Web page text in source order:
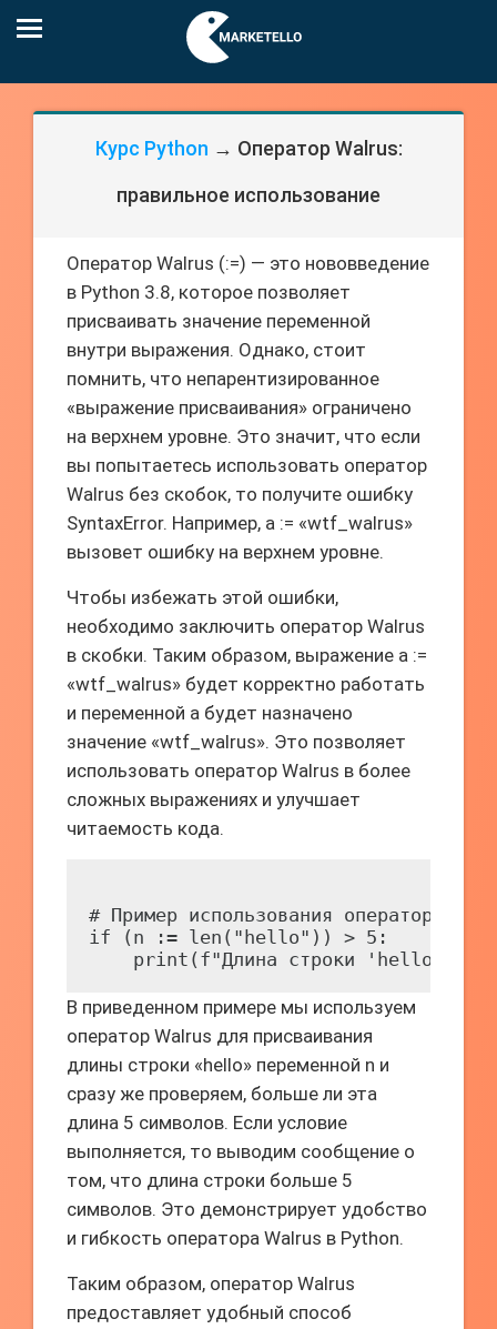
Курс Python → Оператор Walrus:
правильное использование
Оператор Walrus (:=) — это нововведение
в Python 3.8, которое позволяет
присваивать значение переменной
внутри выражения. Однако, стоит
помнить, что непарентизированное
«выражение присваивания» ограничено
на верхнем уровне. Это значит, что если
вы попытаетесь использовать оператор
Walrus без скобок, то получите ошибку
SyntaxError. Например, a := «wtf_walrus»
вызовет ошибку на верхнем уровне.
Чтобы избежать этой ошибки,
необходимо заключить оператор Walrus
в скобки. Таким образом, выражение a :=
«wtf_walrus» будет корректно работать
и переменной a будет назначено
значение «wtf_walrus». Это позволяет
использовать оператор Walrus в более
сложных выражениях и улучшает
читаемость кода.
# Пример использования оператора
if (n := len("hello")) > 5:
В приведенном примере мы используем
оператор Walrus для присваивания
длины строки «hello» переменной n и
сразу же проверяем, больше ли эта
длина 5 символов. Если условие
выполняется, то выводим сообщение о
том, что длина строки больше 5
символов. Это демонстрирует удобство
и гибкость оператора Walrus в Python.
Таким образом, оператор Walrus
предоставляет удобный способ